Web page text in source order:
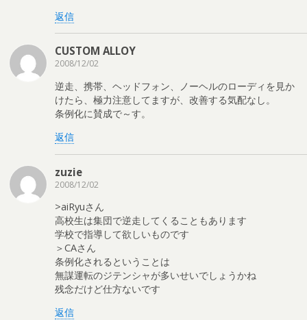
返信
CUSTOM ALLOY
2008/12/02
逆走、携帯、ヘッドフォン、ノーヘルのローディを見か
けたら、極力注意してますが、改善する気配なし。
条例化に賛成で～す。
返信
zuzie
2008/12/02
>aiRyuさん
高校生は集団で逆走してくることもあります
学校で指導して欲しいものです
＞CAさん
条例化されるということは
無謀運転のジテンシャが多いせいでしょうかね
残念だけど仕方ないです
返信